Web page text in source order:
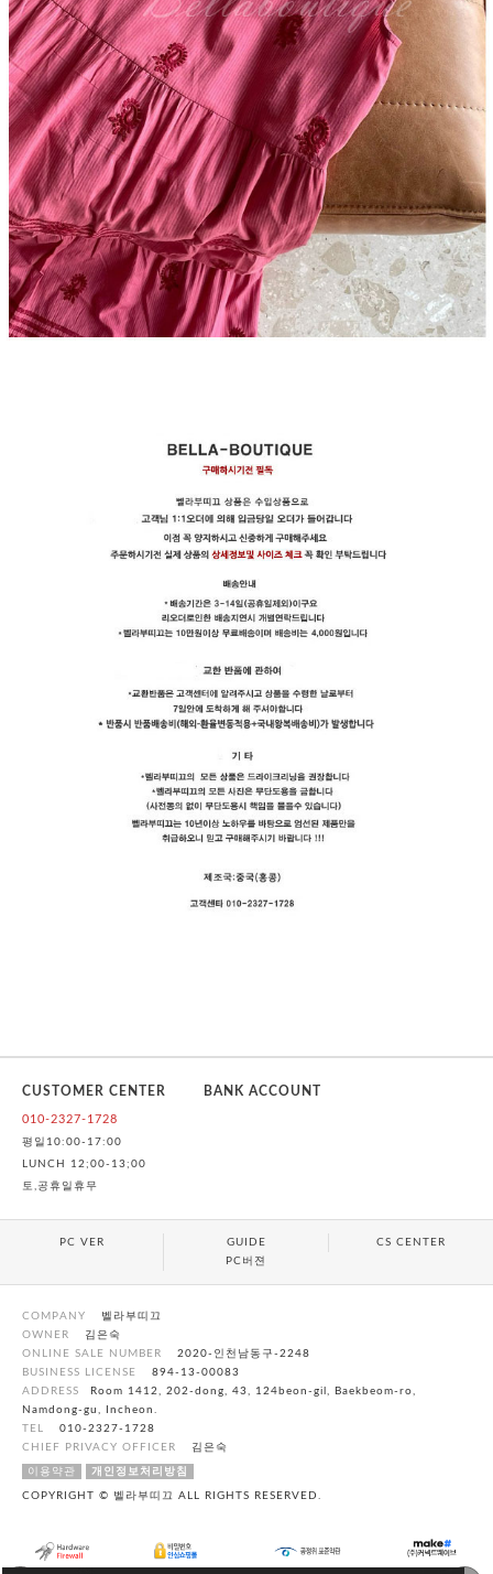
CUSTOMER CENTER
010-2327-1728
평일10:00-17:00
LUNCH 12;00-13;00
토,공휴일휴무
BANK ACCOUNT
PC VER GUIDE
CS CENTER
PC버젼
COMPANY
벨라부띠끄
OWNER
김은숙
ONLINE SALE NUMBER
2020-인천남동구-2248
BUSINESS LICENSE
894-13-00083
ADDRESS
Room 1412, 202-dong, 43, 124beon-gil, Baekbeom-ro,
Namdong-gu, Incheon.
TEL
010-2327-1728
CHIEF PRIVACY OFFICER
김은숙
이용약관 개인정보처리방침
COPYRIGHT © 벨라부띠끄 ALL RIGHTS RESERVED.